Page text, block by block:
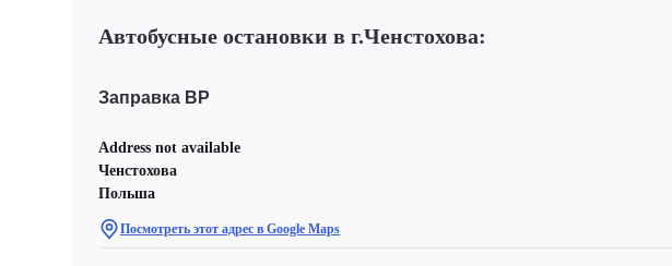
Автобусные остановки в г.Ченстохова:
Заправка ВР
Address not available
Ченстохова
Польша
Посмотреть этот адрес в Google Maps